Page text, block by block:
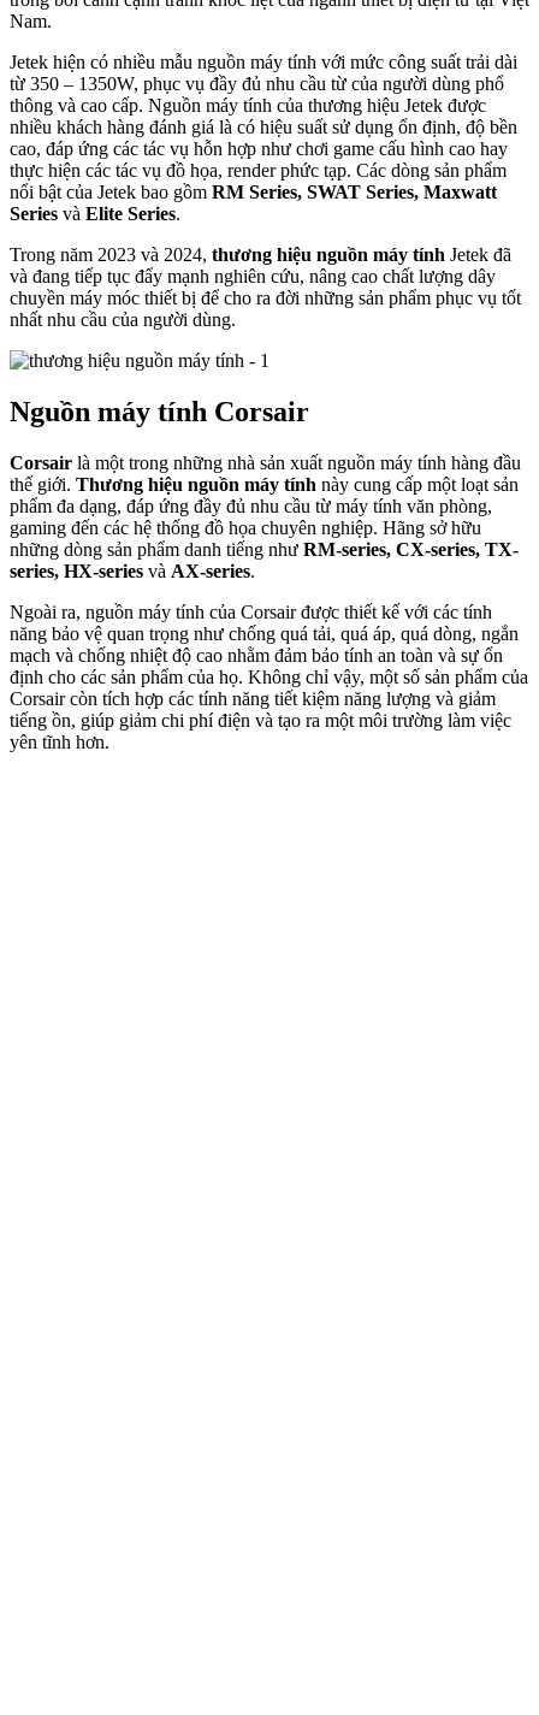
Nam.
Jetek hiện có nhiều mẫu nguồn máy tính với mức công suất trải dài
từ 350 – 1350W, phục vụ đầy đủ nhu cầu từ của người dùng phổ
thông và cao cấp. Nguồn máy tính của thương hiệu Jetek được
nhiều khách hàng đánh giá là có hiệu suất sử dụng ổn định, độ bền
cao, đáp ứng các tác vụ hỗn hợp như chơi game cấu hình cao hay
thực hiện các tác vụ đồ họa, render phức tạp. Các dòng sản phẩm
nổi bật của Jetek bao gồm RM Series, SWAT Series, Maxwatt
Series và Elite Series.
Trong năm 2023 và 2024, thương hiệu nguồn máy tính Jetek đã
và đang tiếp tục đẩy mạnh nghiên cứu, nâng cao chất lượng dây
chuyền máy móc thiết bị để cho ra đời những sản phẩm phục vụ tốt
nhất nhu cầu của người dùng.
Nguồn máy tính Corsair
Corsair là một trong những nhà sản xuất nguồn máy tính hàng đầu
thế giới. Thương hiệu nguồn máy tính này cung cấp một loạt sản
phẩm đa dạng, đáp ứng đầy đủ nhu cầu từ máy tính văn phòng,
gaming đến các hệ thống đồ họa chuyên nghiệp. Hãng sở hữu
những dòng sản phẩm danh tiếng như RM-series, CX-series, TX-
series, HX-series và AX-series.
Ngoài ra, nguồn máy tính của Corsair được thiết kế với các tính
năng bảo vệ quan trọng như chống quá tải, quá áp, quá dòng, ngắn
mạch và chống nhiệt độ cao nhằm đảm bảo tính an toàn và sự ổn
định cho các sản phẩm của họ. Không chỉ vậy, một số sản phẩm của
Corsair còn tích hợp các tính năng tiết kiệm năng lượng và giảm
tiếng ồn, giúp giảm chi phí điện và tạo ra một môi trường làm việc
yên tĩnh hơn.